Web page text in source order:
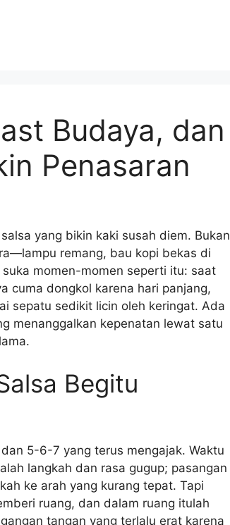
Budaya, dan
Penasaran
yang bikin kaki susah diem. Bukan
remang, bau kopi bekas di
momen-momen seperti itu: saat
cuma dongkol karena hari panjang,
sepatu sedikit licin oleh keringat. Ada
menanggalkan kepenatan lewat satu
Begitu
5-6-7 yang terus mengajak. Waktu
langkah dan rasa gugup; pasangan
ke arah yang kurang tepat. Tapi
ruang, dan dalam ruang itulah
tangan yang terlalu erat karena